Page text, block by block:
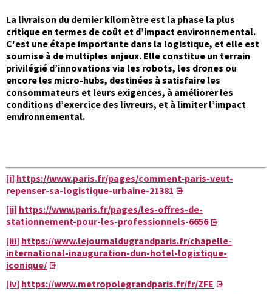
La livraison du dernier kilomètre est la phase la plus
critique en termes de coût et d’impact environnemental.
C'est une étape importante dans la logistique, et elle est
soumise à de multiples enjeux. Elle constitue un terrain
privilégié d’innovations via les robots, les drones ou
encore les micro-hubs, destinées à satisfaire les
consommateurs et leurs exigences, à améliorer les
conditions d’exercice des livreurs, et à limiter l’impact
environnemental.
[i] https://www.paris.fr/pages/comment-paris-veut-
repenser-sa-logistique-urbaine-21381
[ii] https://www.paris.fr/pages/les-offres-de-
stationnement-pour-les-professionnels-6656
[iii] https://www.lejournaldugrandparis.fr/chapelle-
international-inauguration-dun-hotel-logistique-
iconique/
[iv] https://www.metropolegrandparis.fr/fr/ZFE